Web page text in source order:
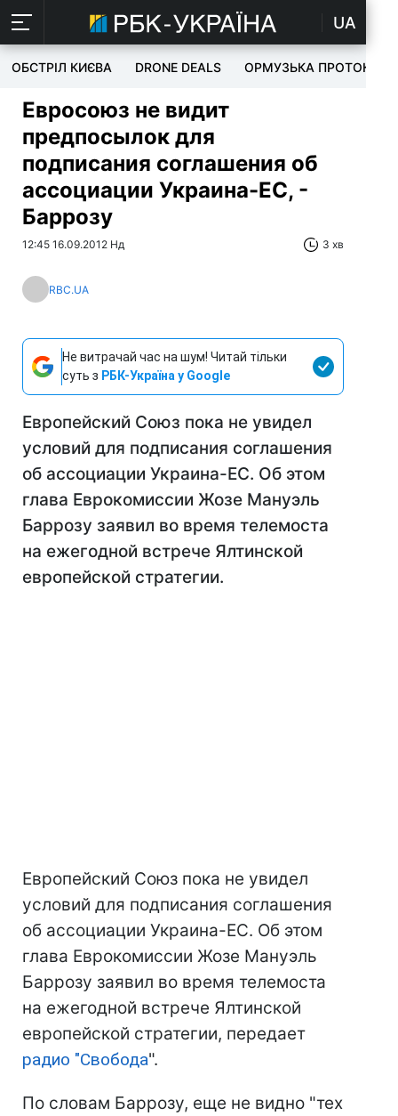
UA
ОБСТРІЛ КИЄВА DRONE DEALS ОРМУЗЬКА ПРОТОКА
Евросоюз не видит
предпосылок для
подписания соглашения об
ассоциации Украина-ЕС, -
Баррозу
12:45 16.09.2012 Нд 3 хв
RBC.UA
Не витрачай час на шум! Читай тільки
суть з РБК-Україна у Google
Европейский Союз пока не увидел
условий для подписания соглашения
об ассоциации Украина-ЕС. Об этом
глава Еврокомиссии Жозе Мануэль
Баррозу заявил во время телемоста
на ежегодной встрече Ялтинской
европейской стратегии.
Европейский Союз пока не увидел
условий для подписания соглашения
об ассоциации Украина-ЕС. Об этом
глава Еврокомиссии Жозе Мануэль
Баррозу заявил во время телемоста
на ежегодной встрече Ялтинской
европейской стратегии, передает
радио "Свобода".
По словам Баррозу, еще не видно "тех